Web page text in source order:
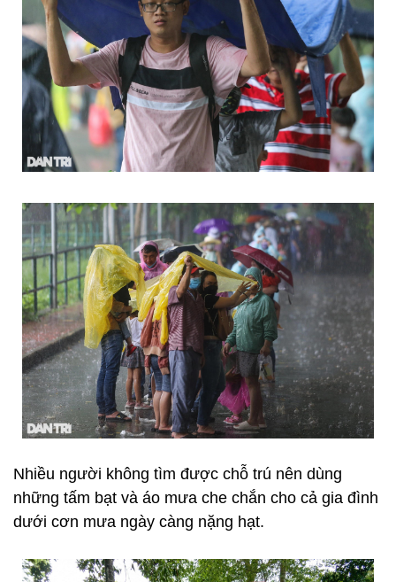
Nhiều người không tìm được chỗ trú nên dùng
những tấm bạt và áo mưa che chắn cho cả gia đình
dưới cơn mưa ngày càng nặng hạt.